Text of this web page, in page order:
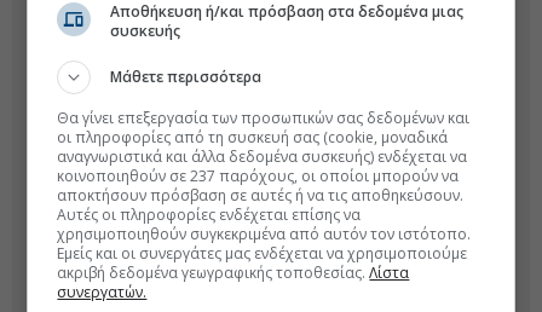
Αποθήκευση ή/και πρόσβαση στα δεδομένα μιας
συσκευής
Μάθετε περισσότερα
Θα γίνει επεξεργασία των προσωπικών σας δεδομένων και
οι πληροφορίες από τη συσκευή σας (cookie, μοναδικά
αναγνωριστικά και άλλα δεδομένα συσκευής) ενδέχεται να
κοινοποιηθούν σε 237 παρόχους, οι οποίοι μπορούν να
αποκτήσουν πρόσβαση σε αυτές ή να τις αποθηκεύσουν.
Αυτές οι πληροφορίες ενδέχεται επίσης να
χρησιμοποιηθούν συγκεκριμένα από αυτόν τον ιστότοπο.
Εμείς και οι συνεργάτες μας ενδέχεται να χρησιμοποιούμε
ακριβή δεδομένα γεωγραφικής τοποθεσίας.Λίστα
συνεργατών.